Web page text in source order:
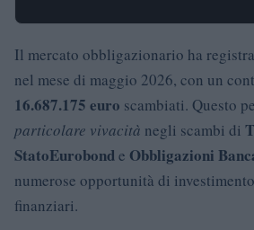
Il mercato obbligazionario ha
nel mese di maggio 2026, con un
16.687.175 euro scambiati. Questo
particolare vivacità negli scambi di
StatoEurobonde Obbligazioni
numerose opportunità di
finanziari.